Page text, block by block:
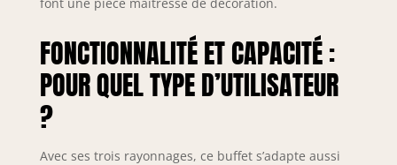
FONCTIONNALITÉ ET CAPACITÉ :
POUR QUEL TYPE D’UTILISATEUR
?
Avec ses trois rayonnages, ce buffet s’adapte aussi